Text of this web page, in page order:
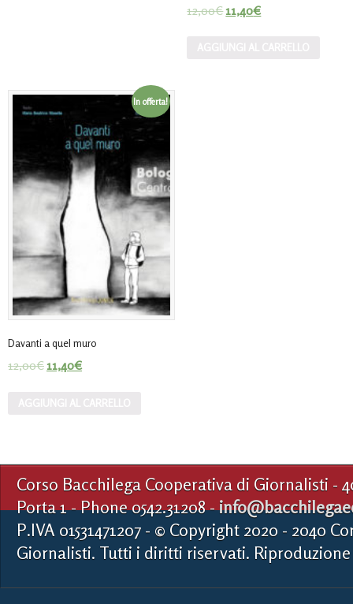
12,00€11,40€
In offerta!
Davanti a quel muro
12,00€11,40€
Corso Bacchilega Cooperativa di Giornalisti -
Porta 1 - Phone 0542.31208 -
P.IVA 01531471207 - © Copyright 2020 - 2040
Giornalisti. Tutti i diritti riservati.